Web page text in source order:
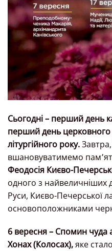
Сьогодні – перший день
перший день церковного
літургійного року.Завтра,
вшановуватимемо
Феодосія Києво-
одного з найвеличніших
Руси, Києво-Печерської
основоположниками
6 вересня – Спомин чуда
Хонах (Колосах),яке